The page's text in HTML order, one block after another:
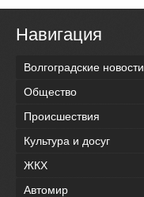
Навигация
Волгоградские новости
Общество
Происшествия
Культура и досуг
ЖКХ
Автомир